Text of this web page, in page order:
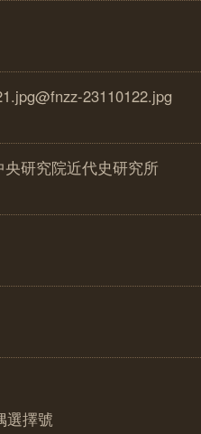
23110122.jpg
研究院近代史研究所
選擇號